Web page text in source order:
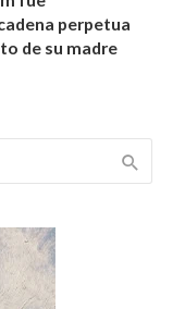
perpetua
de su madre